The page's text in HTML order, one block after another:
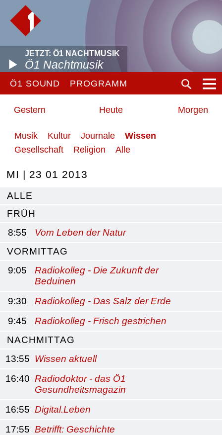
JETZT: Ö1 NACHTMUSIK
Ö1 Nachtmusik
Ö1 SOUND PROGRAMM
Gestern Heute Morgen
Musik Kultur Journale
Wissen
Gesellschaft
Religion Alle
MI | 23 01 2013
ALLE
FRÜH
8:55
Vom Leben der Natur
VORMITTAG
9:05
Radiokolleg - Die Zukunft der
Beduinen
9:30
Radiokolleg - Das Salz der Erde
9:45
Radiokolleg - Frisch gestrichen
NACHMITTAG
13:55 Wissen aktuell
16:40 Radiodoktor - das Ö1
Gesundheitsmagazin
16:55 Digital.Leben
17:55 Betrifft: Geschichte